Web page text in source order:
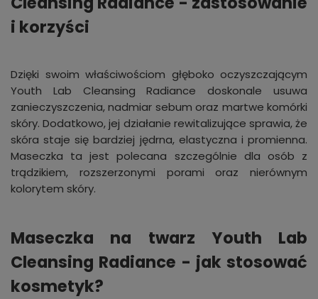
i korzyści
Dzięki swoim właściwościom głęboko oczyszczającym
Youth Lab Cleansing Radiance doskonale usuwa
zanieczyszczenia, nadmiar sebum oraz martwe komórki
skóry. Dodatkowo, jej działanie rewitalizujące sprawia, że
skóra staje się bardziej jędrna, elastyczna i promienna.
Maseczka ta jest polecana szczególnie dla osób z
trądzikiem, rozszerzonymi porami oraz nierównym
kolorytem skóry.
Maseczka na twarz Youth Lab
Cleansing Radiance - jak stosować
kosmetyk?